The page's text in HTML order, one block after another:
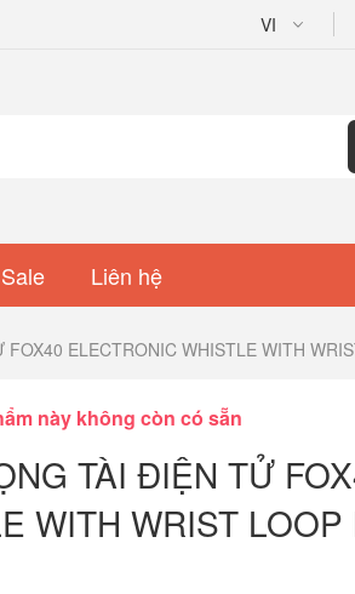
Sale Liên hệ
ELECTRONIC WHISTLE WITH
này không còn có sẵn
TÀI ĐIỆN TỬ
WITH WRIST LOOP